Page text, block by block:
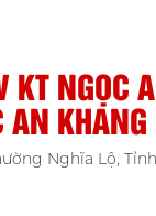
KT NGỌC
AN KHANG
Nghĩa Lộ,